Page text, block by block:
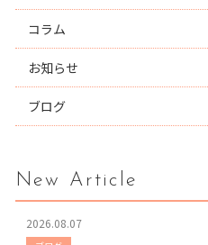
コラム
お知らせ
ブログ
New Article
2026.08.07